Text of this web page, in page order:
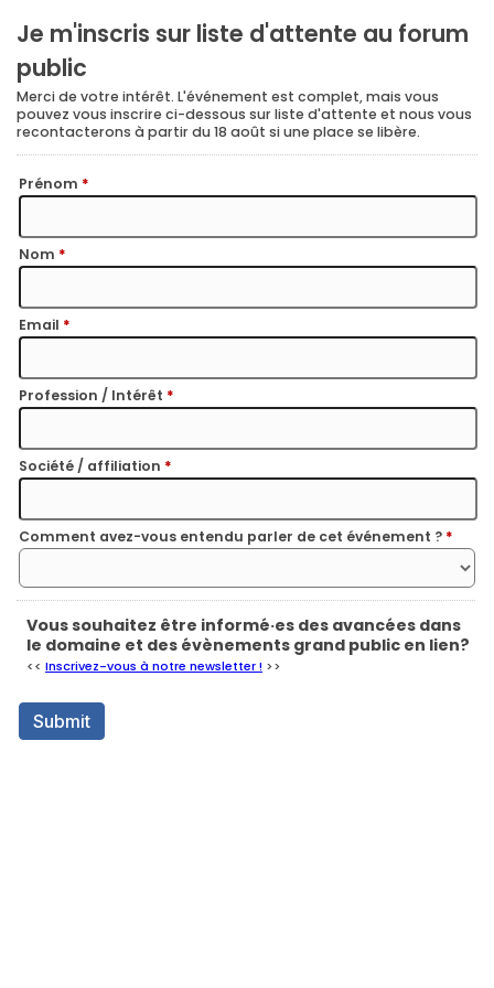
Je m'inscris sur liste d'attente au forum
public
Merci de votre intérêt. L'événement est complet, mais vous
pouvez vous inscrire ci-dessous sur liste d'attente et nous vous
recontacterons à partir du 18 août si une place se libère.
Prénom *
Nom *
Email *
Profession / Intérêt *
Société / affiliation *
Comment avez-vous entendu parler de cet événement ? *
Vous souhaitez être informé·es des avancées dans
le domaine et des évènements grand public en lien?
<< Inscrivez-vous à notre newsletter ! >>
Submit